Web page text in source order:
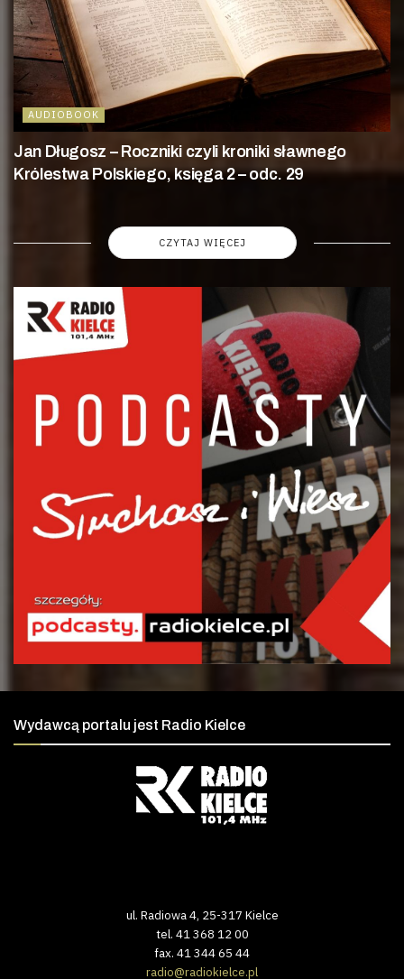
AUDIOBOOK
Jan Długosz – Roczniki czyli kroniki sławnego
Królestwa Polskiego, księga 2 – odc. 29
CZYTAJ WIĘCEJ
Wydawcą portalu jest Radio Kielce
ul. Radiowa 4, 25-317 Kielce
tel. 41 368 12 00
fax. 41 344 65 44
radio@radiokielce.pl